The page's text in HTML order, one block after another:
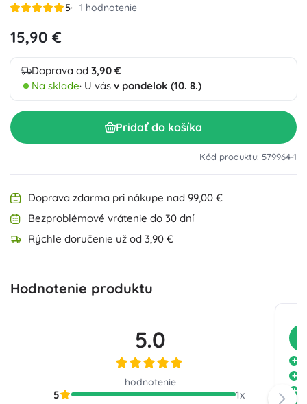
5 1 hodnotenie
15,90 €
Doprava od 3,90 €
Na sklade· U vás v pondelok (10. 8.)
Pridať do košíka
Kód produktu: 579964-1
Doprava zdarma pri nákupe nad 99,00 €
Bezproblémové vrátenie do 30 dní
Rýchle doručenie už od 3,90 €
Hodnotenie produktu
5.0
hodnotenie
5 1x